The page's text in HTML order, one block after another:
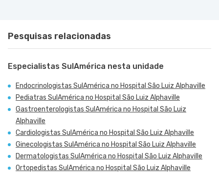
Pesquisas relacionadas
Especialistas SulAmérica nesta unidade
Endocrinologistas SulAmérica no Hospital São Luiz Alphaville
Pediatras SulAmérica no Hospital São Luiz Alphaville
Gastroenterologistas SulAmérica no Hospital São Luiz
Alphaville
Cardiologistas SulAmérica no Hospital São Luiz Alphaville
Ginecologistas SulAmérica no Hospital São Luiz Alphaville
Dermatologistas SulAmérica no Hospital São Luiz Alphaville
Ortopedistas SulAmérica no Hospital São Luiz Alphaville